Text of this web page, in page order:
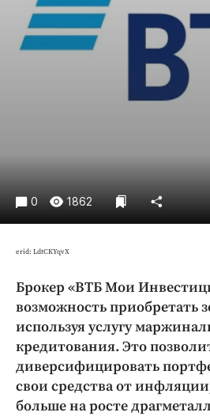
Погода
Праздники
Экономика и бизнес
Бренд года
Работодатель года
0 1862
erid: LdtCKYqvX
Брокер «ВТБ Мои
возможность приобретать
используя услугу
кредитования. Это
диверсифицировать
свои средства от
больше на росте